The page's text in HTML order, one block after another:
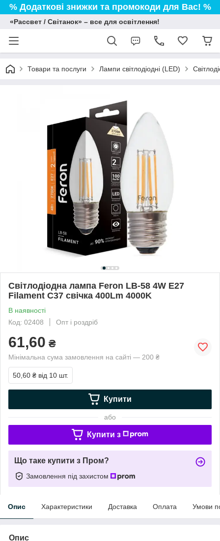
% Додаткові знижки та промокоди для Вас! %
«Рассвет / Світанок» – все для освітлення!
Товари та послуги Лампи світлодіодні (LED)
Світлодіодна лампа Feron LB-58 4W E27
Filament C37 свічка 400Lm 4000K
В наявності
Код: 02408
Опт і роздріб
61,60 ₴
Мінімальна сума замовлення на сайті — 200 ₴
50,60 ₴ від 10 шт.
Купити
або
Купити з
Що таке купити з Пром?
Замовлення під захистом
Опис Характеристики Доставка Оплата Умови
Опис